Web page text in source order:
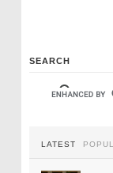
SEARCH
LATEST